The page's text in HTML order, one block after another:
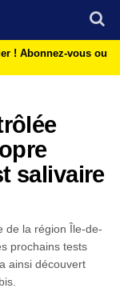
! Abonnez-vous ou
salivaire
de la région Île-de-
prochains tests
ainsi découvert